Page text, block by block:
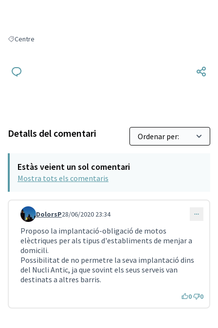
Resultats en filtrar per: Centre
Centre
Detalls del comentari
Estàs veient un sol comentari
Mostra tots els comentaris
Comentari 802
DolorsP28/06/2020 23:34
Proposo la implantació-obligació de motos
elèctriques per als tipus d'establiments de menjar a
domicili.
Possibilitat de no permetre la seva implantació dins
del Nucli Antic, ja que sovint els seus serveis van
destinats a altres barris.
0 0